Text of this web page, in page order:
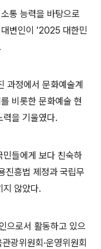
통 능력을 바탕으로
변인이 ’2025 대한민
.
과정에서 문화예술계
비롯한 문화예술 현
력을 기울였다.
민들에게 보다 친숙하
진흥법 제정과 국립무
지 않았다.
으로서 활동하고 있으
광위원회 ·운영위원회